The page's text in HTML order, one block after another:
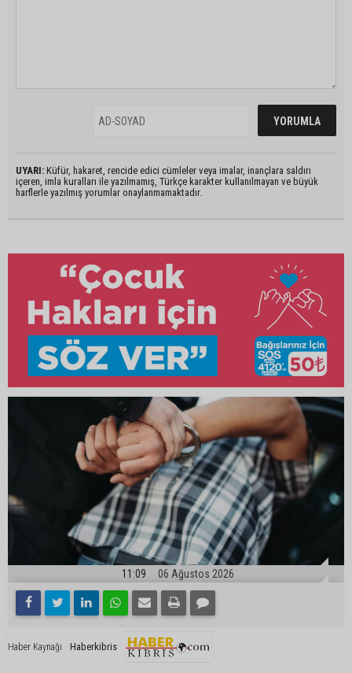
UYARI: Küfür, hakaret, rencide edici cümleler veya imalar, inançlara saldırı
içeren, imla kuralları ile yazılmamış, Türkçe karakter kullanılmayan ve büyük
harflerle yazılmış yorumlar onaylanmamaktadır.
11:09 06 Ağustos 2026
Haber Kaynağı Haberkibris